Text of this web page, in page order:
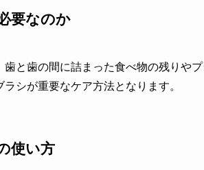
要なのか
歯と歯の間に詰まった食べ物の残りや
シが重要なケア方法となります。
使い方